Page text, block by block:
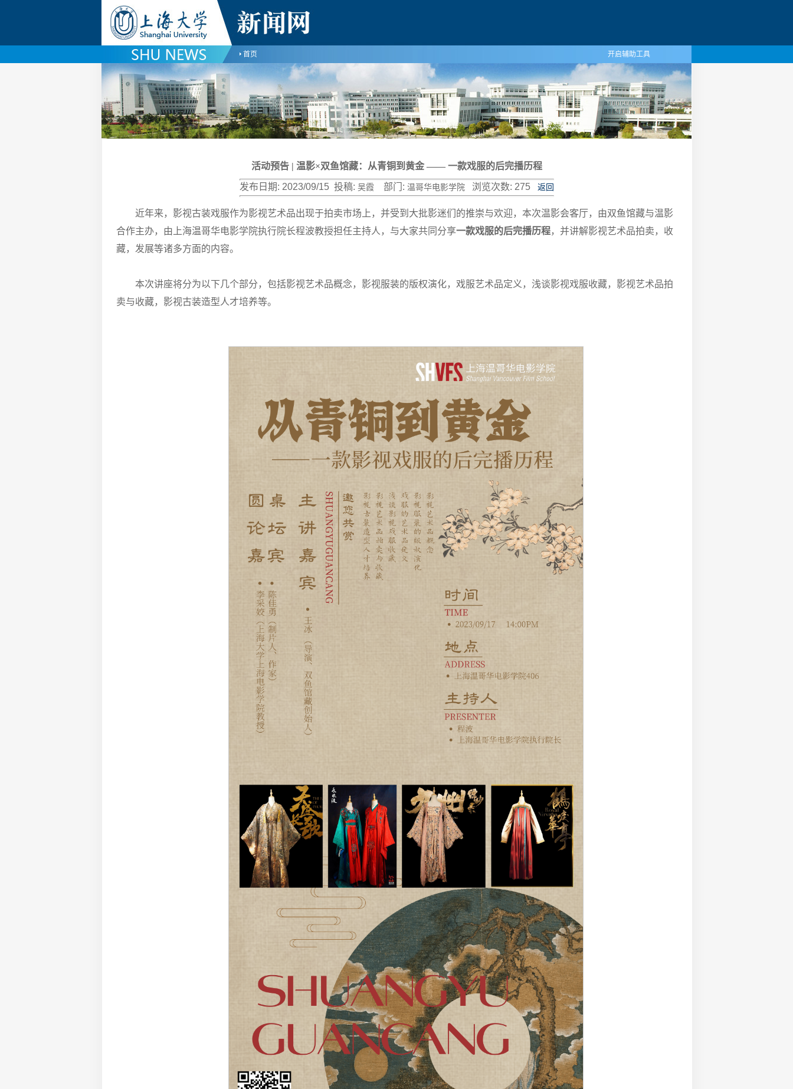
首页 开启辅助工具
活动预告 | 温影×双鱼馆藏：从青铜到黄金 —— 一款戏服的后完播历程
发布日期: 2023/09/15 投稿: 吴霞 部门: 温哥华电影学院 浏览次数: 275 返回
近年来，影视古装戏服作为影视艺术品出现于拍卖市场上，并受到大批影迷们的推崇与欢迎，本次温影会客厅，由双鱼馆藏与温影
合作主办，由上海温哥华电影学院执行院长程波教授担任主持人，与大家共同分享一款戏服的后完播历程，并讲解影视艺术品拍卖，收
藏，发展等诸多方面的内容。
本次讲座将分为以下几个部分，包括影视艺术品概念，影视服装的版权演化，戏服艺术品定义，浅谈影视戏服收藏，影视艺术品拍
卖与收藏，影视古装造型人才培养等。